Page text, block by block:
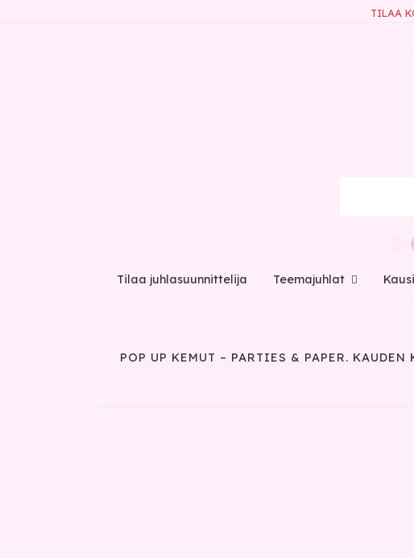
TILAA
Tilaa juhlasuunnittelija Teemajuhlat
POP UP KEMUT – PARTIES & PAPER.